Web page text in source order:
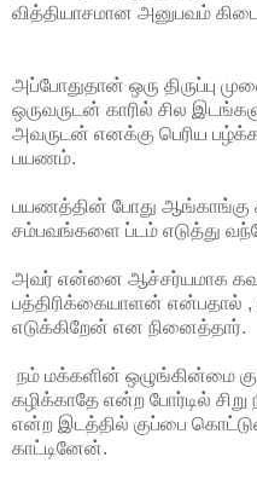
வித்தியாசமான அனுபவம்
அப்போதுதான் ஒரு திருப்பு
ஒருவருடன் காரில் சில
அவருடன் எனக்கு பெரிய
பயணம்.
பயணத்தின் போது ஆங்காங்கு
சம்பவங்களை ப்டம் எடுத்து
அவர் என்னை ஆச்சர்யமாக
பத்திரிக்கையாளன் என்பதால்
எடுக்கிறேன் என நினைத்தார்.
நம் மக்களின் ஒழுங்கின்மை
கழிக்காதே என்ற போர்டில்
என்ற இடத்தில் குப்பை
காட்டினேன்.